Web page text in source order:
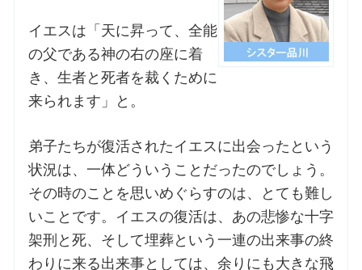
シスター中島の講座
教区カテキスタの講座
オルガンメディテーション
イエスは「天に昇って、全能
の父である神の右の座に着
き、生者と死者を裁くために
来られます」と。
弟子たちが復活されたイエスに出会ったという
状況は、一体どういうことだったのでしょう。
その時のことを思いめぐらすのは、とても難し
いことです。イエスの復活は、あの悲惨な十字
架刑と死、そして埋葬という一連の出来事の終
わりに来る出来事としては、余りにも大きな飛